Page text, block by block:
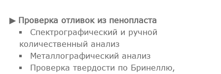
▶ Проверка отливок из пенопласта
Спектрографический и ручной
количественный анализ
Металлографический анализ
Проверка твердости по Бринеллю,